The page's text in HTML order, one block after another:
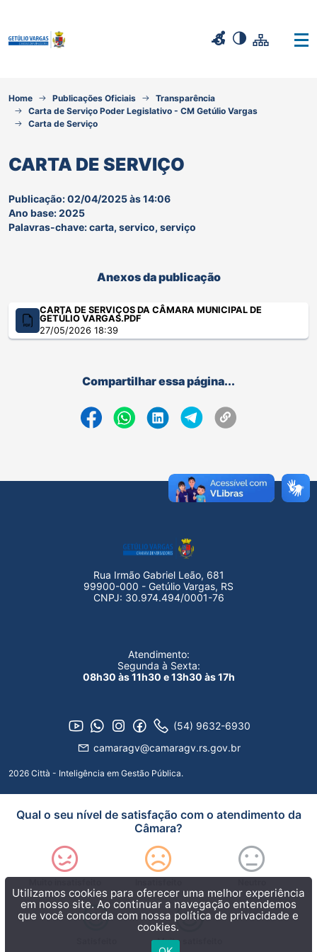
Home Publicações Oficiais
Transparência
Carta de Serviço Poder Legislativo - CM Getúlio Vargas
Carta de Serviço
CARTA DE SERVIÇO
Publicação: 02/04/2025 às 14:06
Ano base: 2025
Palavras-chave: carta, servico, serviço
Anexos da publicação
CARTA DE SERVIÇOS DA CÂMARA MUNICIPAL DE
GETÚLIO VARGAS.PDF
27/05/2026 18:39
Compartilhar essa página...
Rua Irmão Gabriel Leão, 681
99900-000 - Getúlio Vargas, RS
CNPJ: 30.974.494/0001-76
Atendimento:
Segunda à Sexta:
08h30 às 11h30 e 13h30 às 17h
(54) 9632-6930
camaragv@camaragv.rs.gov.br
2026 Città - Inteligência em Gestão Pública.
Utilizamos cookies para oferecer uma melhor experiência
em nosso site. Ao continuar a navegação entendemos
que você concorda com nossa política de privacidade e
cookies.
Qual o seu nível de satisfação com o atendimento da
Câmara?
Muito satisfeito